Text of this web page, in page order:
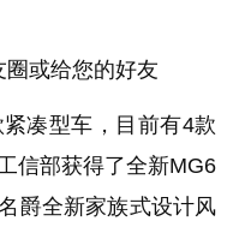
或给您的好友
凑型车，目前有4款
信部获得了全新MG6
爵全新家族式设计风